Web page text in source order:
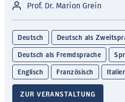
Prof. Dr. Marion Grein
Deutsch Deutsch als
Deutsch als Fremdsprache
Englisch Französisch
ZUR VERANSTALTUNG